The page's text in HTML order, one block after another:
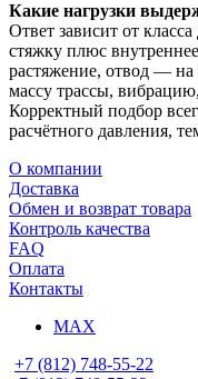
Какие нагрузки
Ответ зависит от
стяжку плюс
растяжение, отвод —
массу трассы,
Корректный подбор
расчётного давления,
О компании
Доставка
Обмен и возврат товара
Контроль качества
FAQ
Оплата
Контакты
MAX
+7 (812) 748-55-22